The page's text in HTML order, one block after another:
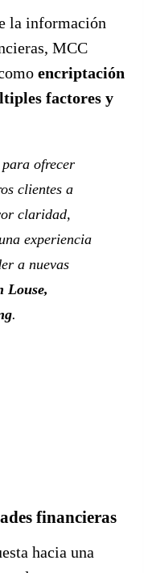
la información
MCC
encriptación
factores y
ofrecer
clientes a
claridad,
experiencia
a nuevas
Louse,
.
financieras
hacia una